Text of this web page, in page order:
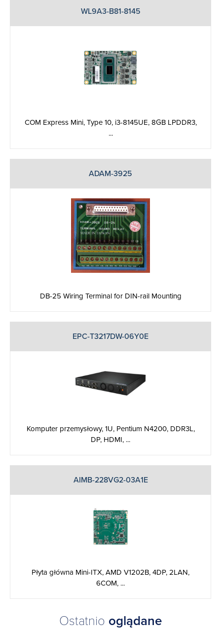
WL9A3-B81-8145
COM Express Mini, Type 10, i3-8145UE, 8GB LPDDR3,
...
ADAM-3925
DB-25 Wiring Terminal for DIN-rail Mounting
EPC-T3217DW-06Y0E
Komputer przemysłowy, 1U, Pentium N4200, DDR3L,
DP, HDMI, ...
AIMB-228VG2-03A1E
Płyta główna Mini-ITX, AMD V1202B, 4DP, 2LAN,
6COM, ...
Ostatnio oglądane